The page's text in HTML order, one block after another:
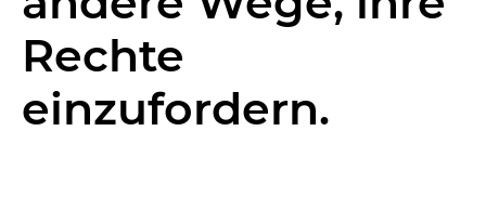
Rechte
einzufordern.